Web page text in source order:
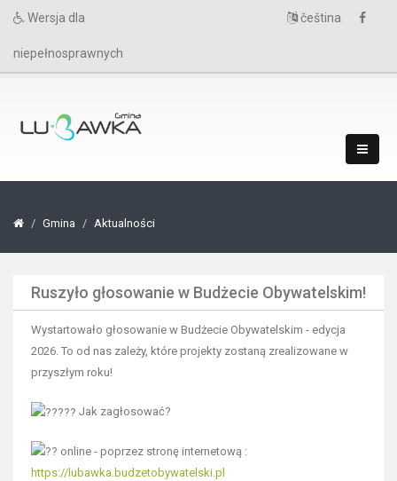
Wersja dla
niepełnosprawnych
čeština
Gmina Aktualności
Ruszyło głosowanie w Budżecie Obywatelskim!
Wystartowało głosowanie w Budżecie Obywatelskim - edycja
2026. To od nas zależy, które projekty zostaną zrealizowane w
przyszłym roku!
Jak zagłosować?
online - poprzez stronę internetową :
https://lubawka.budzetobywatelski.pl